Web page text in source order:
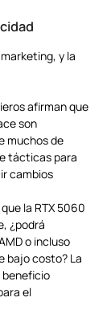
y la
afirman que
son
muchos de
tácticas para
cambios
la RTX 5060
¿podrá
o incluso
bajo costo? La
beneficio
el